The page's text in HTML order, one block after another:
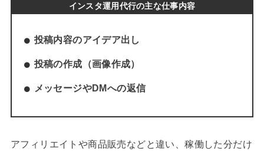
インスタ運用代行の主な仕事内容
投稿内容のアイデア出し
投稿の作成（画像作成）
メッセージやDMへの返信
アフィリエイトや商品販売などと違い、稼働した分だけ